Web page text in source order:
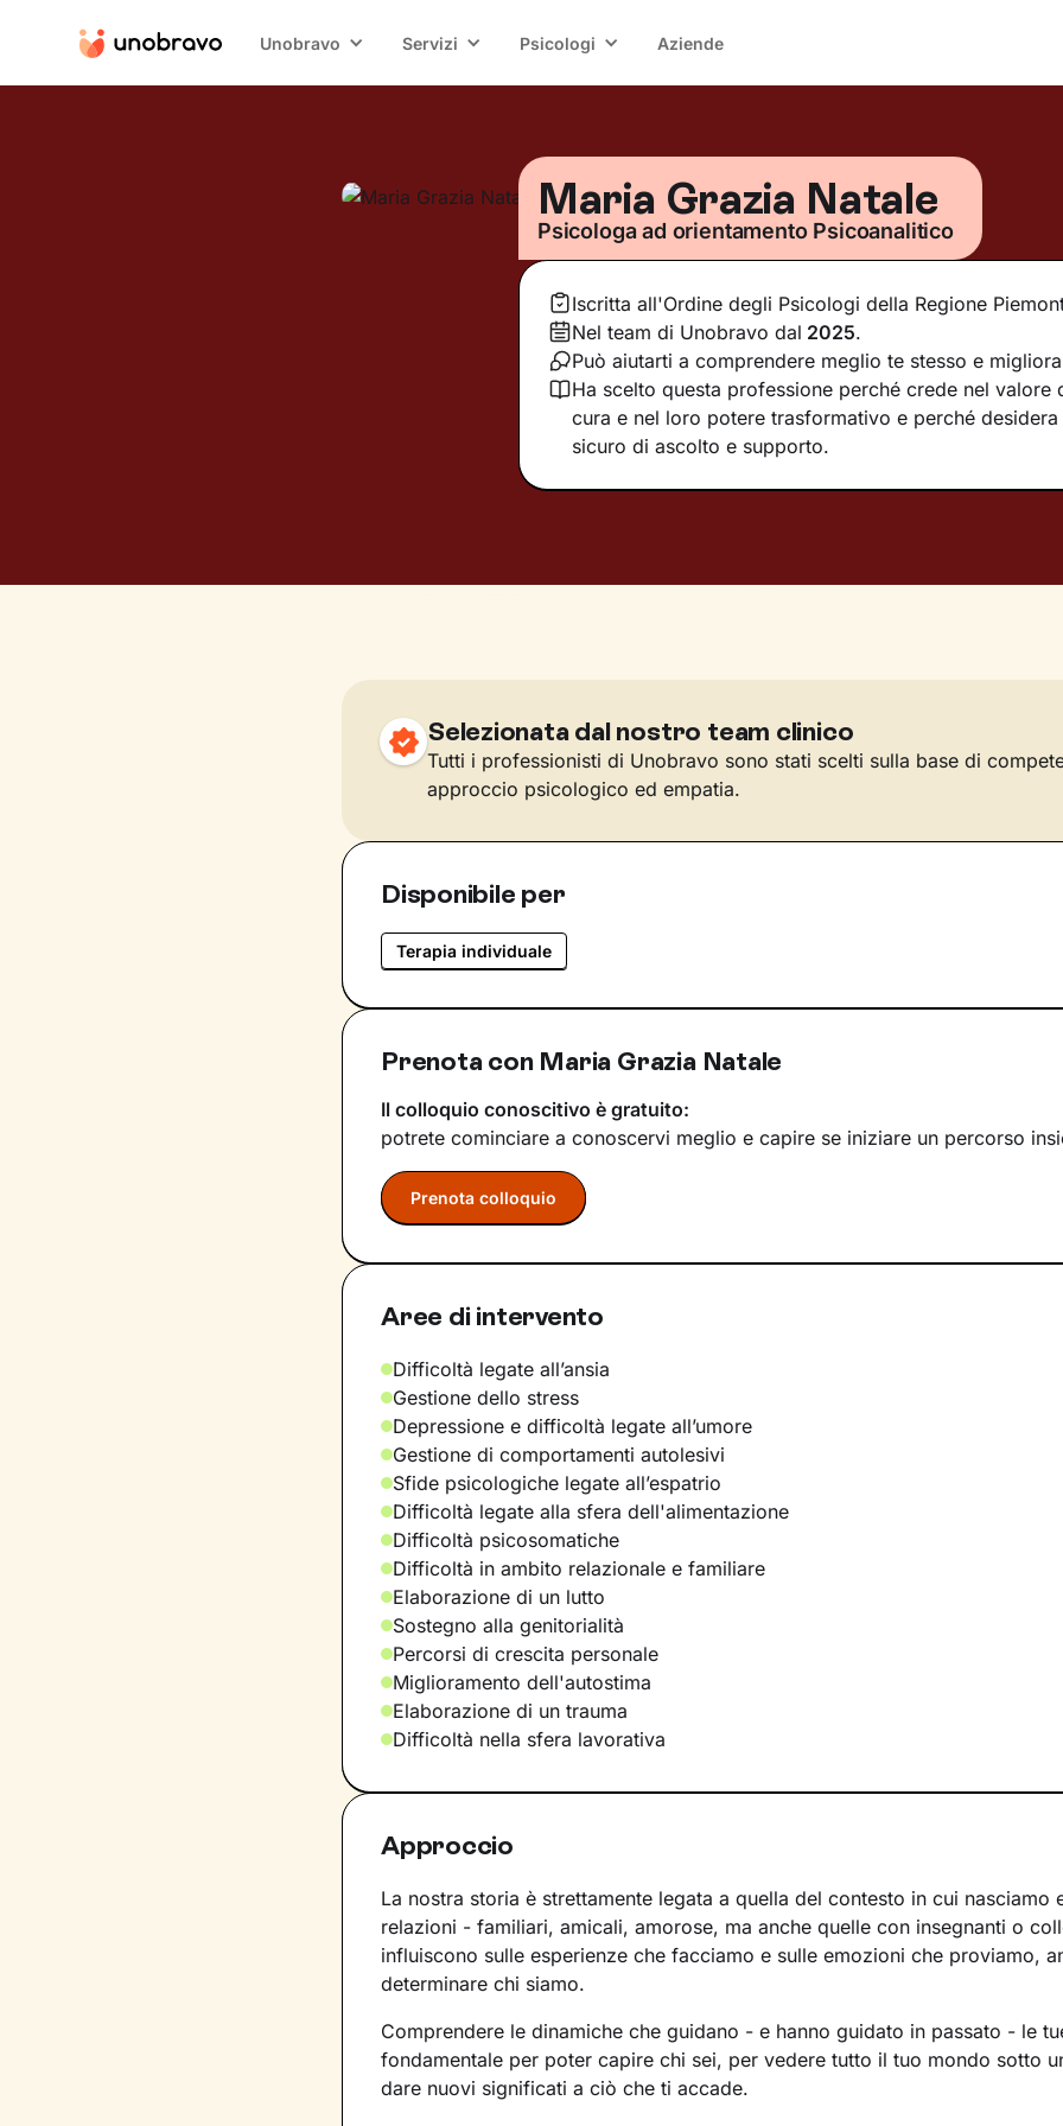
Unobravo Servizi Psicologi Aziende
Maria Grazia Natale
Psicologa ad orientamento Psicoanalitico
Iscritta all'Ordine degli Psicologi della Regione
Nel team di Unobravo dal 2025.
Può aiutarti a comprendere meglio te stesso e
Ha scelto questa professione perché crede nel valore
cura e nel loro potere trasformativo e perché
sicuro di ascolto e supporto.
Selezionata dal nostro team clinico
Tutti i professionisti di Unobravo sono stati scelti sulla base di
approccio psicologico ed empatia.
Disponibile per
Terapia individuale
Prenota con Maria Grazia Natale
Il colloquio conoscitivo è gratuito:
potrete cominciare a conoscervi meglio e capire se iniziare un percorso
Prenota colloquio
Aree di intervento
Difficoltà legate all’ansia
Gestione dello stress
Depressione e difficoltà legate all’umore
Gestione di comportamenti autolesivi
Sfide psicologiche legate all’espatrio
Difficoltà legate alla sfera dell'alimentazione
Difficoltà psicosomatiche
Difficoltà in ambito relazionale e familiare
Elaborazione di un lutto
Sostegno alla genitorialità
Percorsi di crescita personale
Miglioramento dell'autostima
Elaborazione di un trauma
Difficoltà nella sfera lavorativa
Approccio
La nostra storia è strettamente legata a quella del contesto in cui nasciamo
relazioni - familiari, amicali, amorose, ma anche quelle con insegnanti o
influiscono sulle esperienze che facciamo e sulle emozioni che proviamo,
determinare chi siamo.
Comprendere le dinamiche che guidano - e hanno guidato in passato - le
fondamentale per poter capire chi sei, per vedere tutto il tuo mondo sotto
dare nuovi significati a ciò che ti accade.